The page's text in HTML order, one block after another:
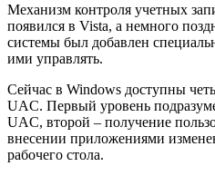
Механизм контроля учетных
появился в Vista, а немного
системы был добавлен
ими управлять.
Сейчас в Windows доступны
UAC. Первый уровень
UAC, второй – получение
внесении приложениями
рабочего стола.